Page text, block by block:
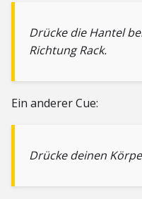
Drücke die Hantel
Richtung Rack.
Ein anderer Cue:
Drücke deinen